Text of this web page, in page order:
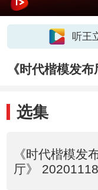
听王
《时代楷模发
选集
《时代楷模发
厅》 20201118